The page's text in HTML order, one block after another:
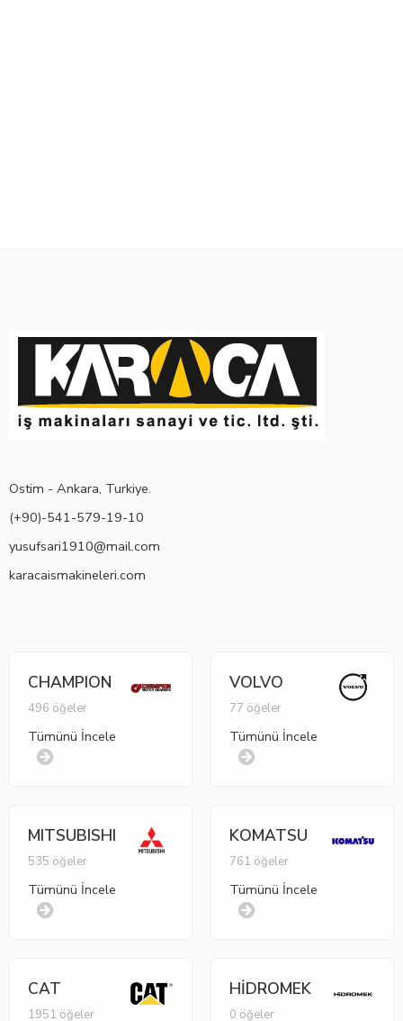
Ostim - Ankara, Turkiye.
(+90)-541-579-19-10
yusufsari1910@mail.com
karacaismakineleri.com
CHAMPION
496 öğeler
Tümünü İncele
VOLVO
77 öğeler
Tümünü İncele
MITSUBISHI
535 öğeler
Tümünü İncele
KOMATSU
761 öğeler
Tümünü İncele
CAT
1951 öğeler
HİDROMEK
0 öğeler